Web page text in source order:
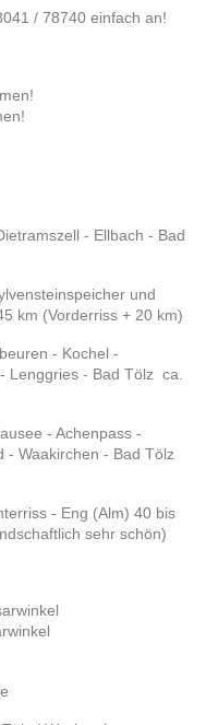
/ 78740 einfach an!
- Ellbach - Bad
und
km (Vorderriss + 20 km)
- Kochel -
Lenggries - Bad Tölz ca.
- Achenpass -
- Waakirchen - Bad Tölz
- Eng (Alm) 40 bis
sehr schön)